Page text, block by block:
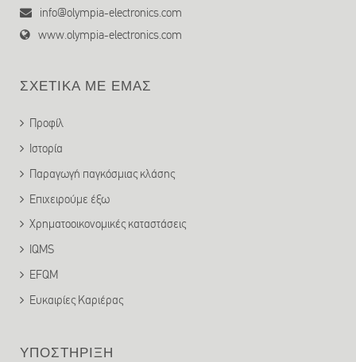
info@olympia-electronics.com
www.olympia-electronics.com
ΣΧΕΤΙΚΑ ΜΕ ΕΜΑΣ
Προφίλ
Ιστορία
Παραγωγή παγκόσμιας κλάσης
Επιχειρούμε έξω
Χρηματοοικονομικές καταστάσεις
IQMS
EFQM
Ευκαιρίες Καριέρας
ΥΠΟΣΤΗΡΙΞΗ